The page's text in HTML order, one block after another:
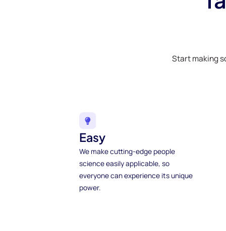
Start making
Easy
We make cutting-edge people
science easily applicable, so
everyone can experience its unique
power.